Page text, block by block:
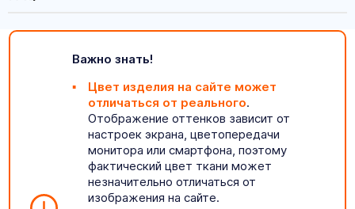
Важно знать!
Цвет изделия на сайте может
отличаться от реального.
Отображение оттенков зависит от
настроек экрана, цветопередачи
монитора или смартфона, поэтому
фактический цвет ткани может
незначительно отличаться от
изображения на сайте.